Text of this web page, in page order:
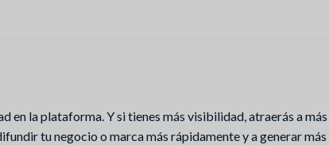
en la plataforma. Y si tienes más visibilidad, atraerás a
tu negocio o marca más rápidamente y a generar más